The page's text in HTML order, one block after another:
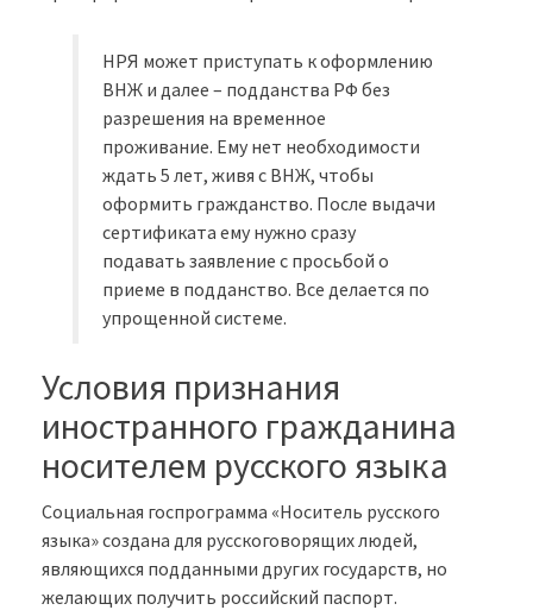
НРЯ может приступать к оформлению
ВНЖ и далее – подданства РФ без
разрешения на временное
проживание. Ему нет необходимости
ждать 5 лет, живя с ВНЖ, чтобы
оформить гражданство. После выдачи
сертификата ему нужно сразу
подавать заявление с просьбой о
приеме в подданство. Все делается по
упрощенной системе.
Условия признания
иностранного гражданина
носителем русского языка
Социальная госпрограмма «Носитель русского
языка» создана для русскоговорящих людей,
являющихся подданными других государств, но
желающих получить российский паспорт.